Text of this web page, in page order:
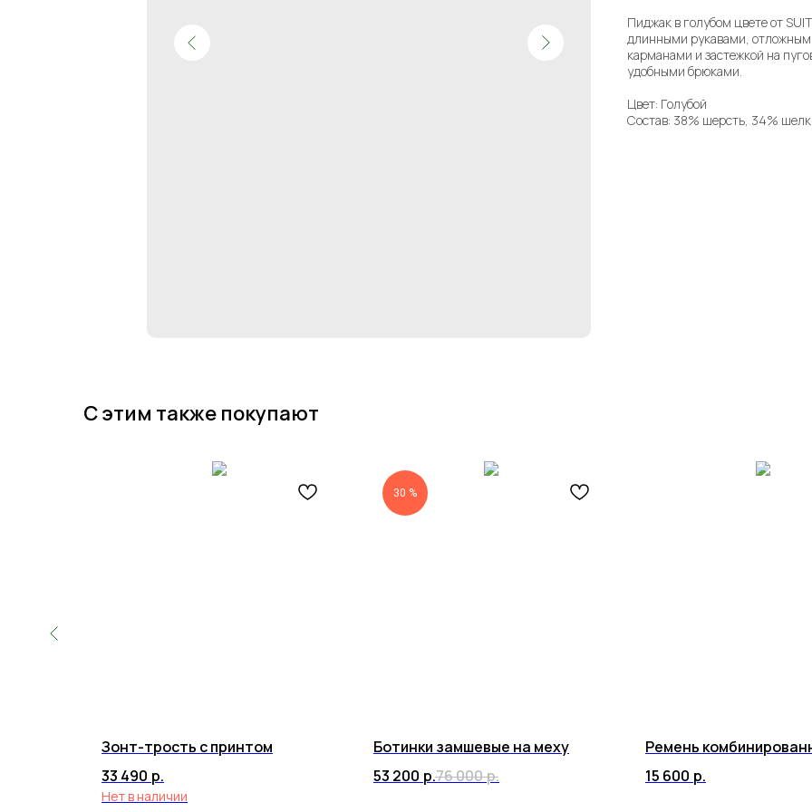
Пиджак в голубом цвете от
длинными рукавами,
карманами и застежкой на
удобными брюками.
Цвет: Голубой
Состав: 38% шерсть, 34%
С этим также покупают
Зонт-трость с принтом
33 490 р.
Нет в наличии
30 %
Ботинки замшевые на меху
53 200 р.76 000р.
Ремень
15 600 р.